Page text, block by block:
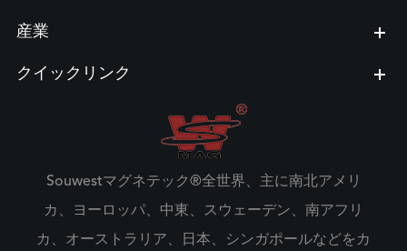
産業
クイックリンク
Souwestマグネテック®全世界、主に南北アメリ
カ、ヨーロッパ、中東、スウェーデン、南アフリ
カ、オーストラリア、日本、シンガポールなどをカ